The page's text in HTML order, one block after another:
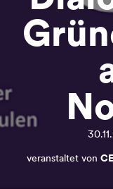
veranstaltet von